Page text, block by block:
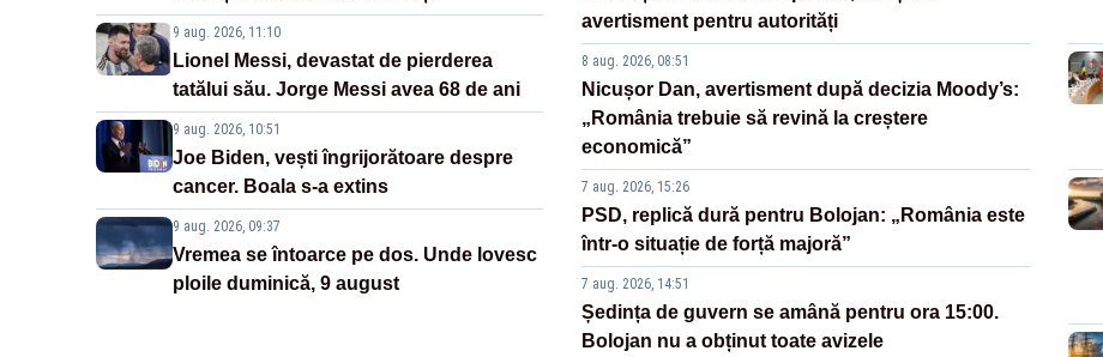
9 aug. 2026, 11:10
Lionel Messi, devastat de pierderea
tatălui său. Jorge Messi avea 68 de ani
9 aug. 2026, 10:51
Joe Biden, vești îngrijorătoare despre
cancer. Boala s-a extins
9 aug. 2026, 09:37
Vremea se întoarce pe dos. Unde lovesc
ploile duminică, 9 august
avertisment pentru autorități
8 aug. 2026, 08:51
Nicușor Dan, avertisment după decizia Moody’s:
„România trebuie să revină la creștere
economică”
7 aug. 2026, 15:26
PSD, replică dură pentru Bolojan: „România este
într-o situație de forță majoră”
7 aug. 2026, 14:51
Ședința de guvern se amână pentru ora 15:00.
Bolojan nu a obținut toate avizele